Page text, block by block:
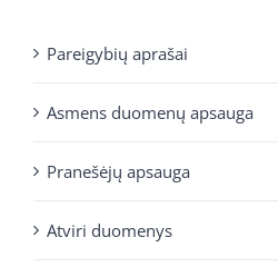
Pareigybių aprašai
Asmens duomenų apsauga
Pranešėjų apsauga
Atviri duomenys